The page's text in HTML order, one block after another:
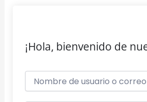
¡Hola, bienvenido de